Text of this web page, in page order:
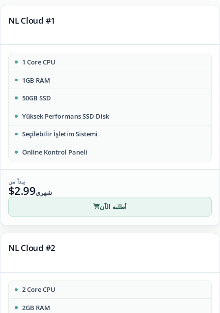
NL Cloud #1
1 Core CPU
1GB RAM
50GB SSD
Yüksek Performans SSD Disk
Seçilebilir İşletim Sistemi
Online Kontrol Paneli
يبدأ من
$2.99شهري
أطلبه الآن
NL Cloud #2
2 Core CPU
2GB RAM